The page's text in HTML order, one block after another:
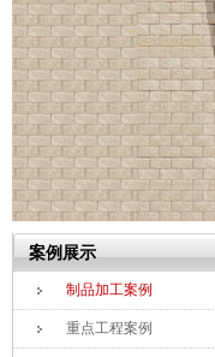
案例展示
制品加工案例
重点工程案例